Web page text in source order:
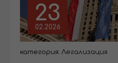
23
02.2026
категория: Легализация